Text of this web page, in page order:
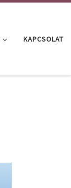
KAPCSOLAT